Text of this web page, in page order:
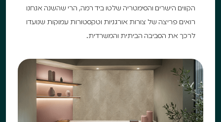
הקווים הישרים והסימטריה שלטו ביד רמה, הרי שהשנה אנחנו
רואים פריצה של צורות אורגניות וטקסטורות עמוקות שנועדו
לרכך את הסביבה הביתית והמשרדית.